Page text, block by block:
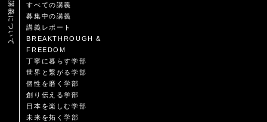
講義について
すべての講義
募集中の講義
講義レポート
BREAKTHROUGH &
FREEDOM
丁寧に暮らす学部
世界と繋がる学部
個性を磨く学部
創り伝える学部
日本を楽しむ学部
未来を拓く学部